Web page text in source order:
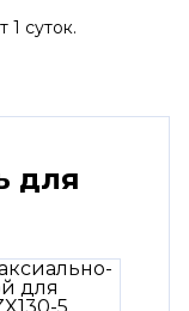
1 суток.
для